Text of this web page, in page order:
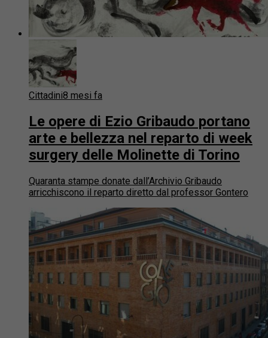
Cittadini8 mesi fa
Le opere di Ezio Gribaudo portano
arte e bellezza nel reparto di week
surgery delle Molinette di Torino
Quaranta stampe donate dall’Archivio Gribaudo
arricchiscono il reparto diretto dal professor Gontero